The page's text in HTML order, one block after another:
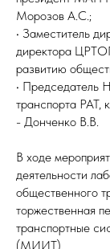
Морозов А.С.;
• Заместитель
директора
развитию
• Председатель
транспорта
- Донченко В.В.
В ходе
деятельности
общественного
торжественная
транспортные
(МИИТ).